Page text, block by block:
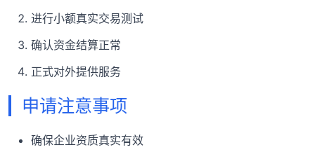
进行小额真实交易测试
确认资金结算正常
正式对外提供服务
申请注意事项
确保企业资质真实有效